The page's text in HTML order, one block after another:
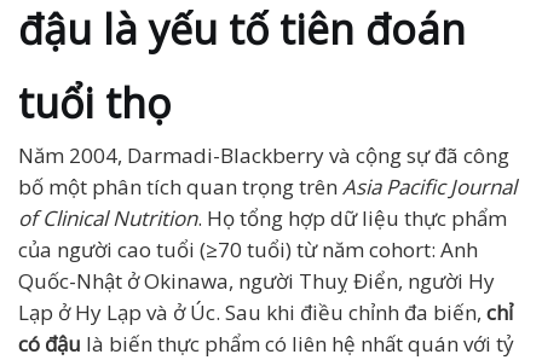
đậu là yếu tố tiên đoán
tuổi thọ
Năm 2004, Darmadi-Blackberry và cộng sự đã công
bố một phân tích quan trọng trên Asia Pacific Journal
of Clinical Nutrition. Họ tổng hợp dữ liệu thực phẩm
của người cao tuổi (≥70 tuổi) từ năm cohort: Anh
Quốc-Nhật ở Okinawa, người Thuỵ Điển, người Hy
Lạp ở Hy Lạp và ở Úc. Sau khi điều chỉnh đa biến, chỉ
có đậu là biến thực phẩm có liên hệ nhất quán với tỷ